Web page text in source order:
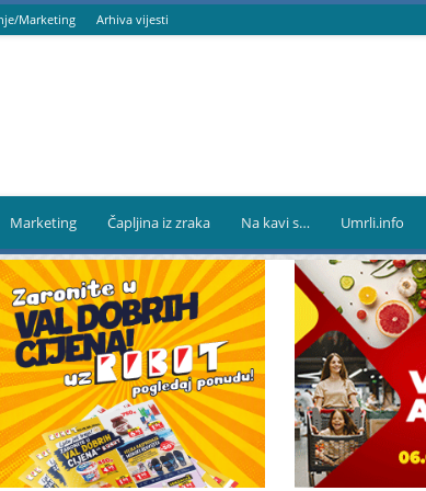
Marketing Arhiva vijesti
Marketing Čapljina iz zraka Na kavi s… Umrli.info